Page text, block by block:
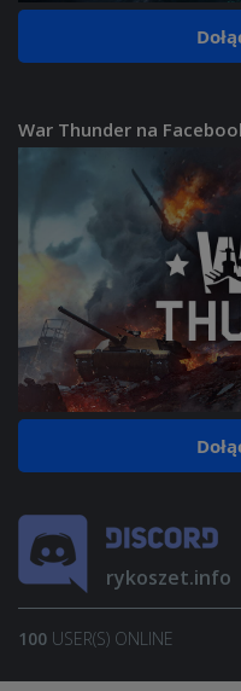
War Thunder na
rykoszet.info
100 USER(S) ONLINE